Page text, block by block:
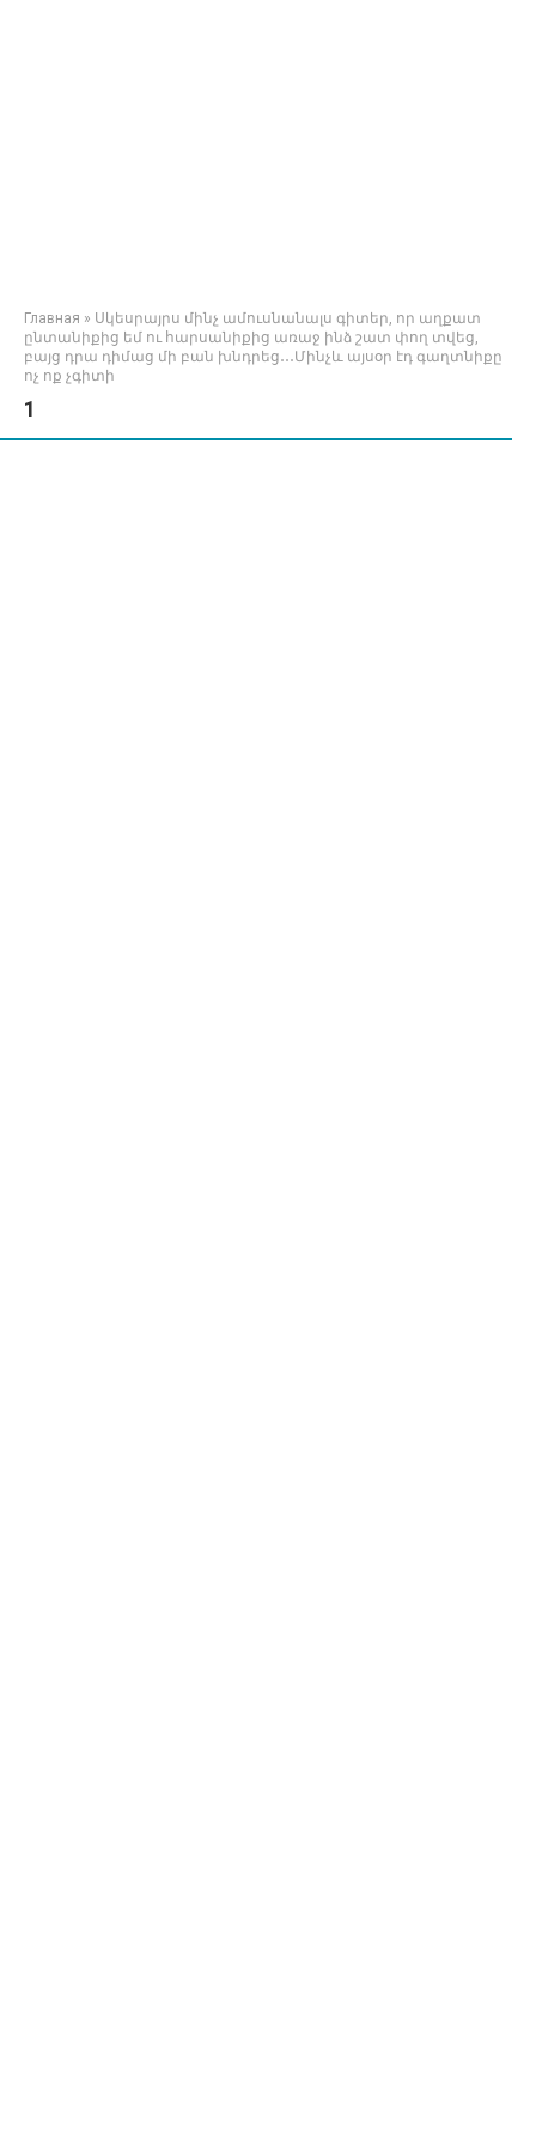
Главная » Սկեսրայրս մինչ ամուսնանալս գիտեր, որ աղքատ
ընտանիքից եմ ու հարսանիքից առաջ ինձ շատ փող տվեց,
բայց դրա դիմաց մի բան խնդրեց․․․Մինչև այսօր էդ գաղտնիքը
ոչ ոք չգիտի
1